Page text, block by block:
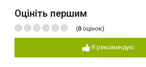
Оцініть першим
(0 оцінок)
Я рекомендую